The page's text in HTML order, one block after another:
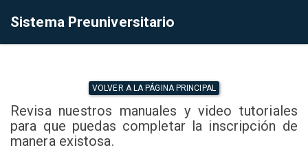
Sistema Preuniversitario
VOLVER A LA PÁGINA PRINCIPAL
Revisa nuestros manuales y video tutoriales
para que puedas completar la inscripción de
manera existosa.